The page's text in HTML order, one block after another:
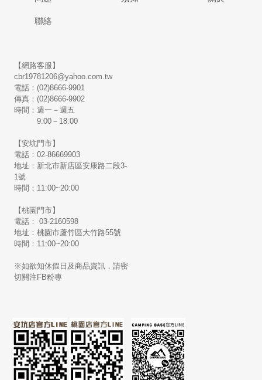
聯絡
【網路客服】
cbr19781206@yahoo.com.tw
電話：(02)8666-9901
傳真：(02)8666-9902
時間：週一－週五
9:00－18:00
【安坑門市】
電話：02-86669903
地址：新北市新店區安康路二段3-
1號
時間：11:00~20:00
【桃園門市】
電話： 03-2160598
地址：桃園市蘆竹區大竹路55號
時間：11:00~20:00
※如欲知休假日及商品資訊，請密
切關注FB粉專